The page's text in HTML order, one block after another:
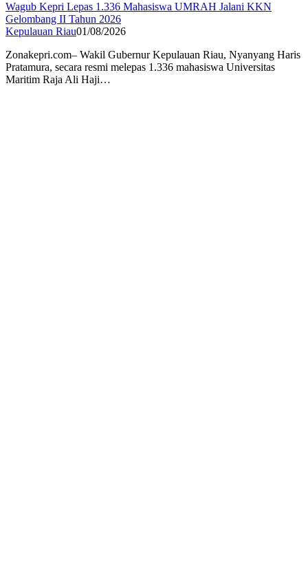
Wagub Kepri Lepas 1.336 Mahasiswa UMRAH Jalani KKN
Gelombang II Tahun 2026
Kepulauan Riau01/08/2026
Zonakepri.com– Wakil Gubernur Kepulauan Riau, Nyanyang Haris
Pratamura, secara resmi melepas 1.336 mahasiswa Universitas
Maritim Raja Ali Haji…